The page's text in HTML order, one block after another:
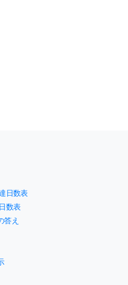
日数表
数表
答え